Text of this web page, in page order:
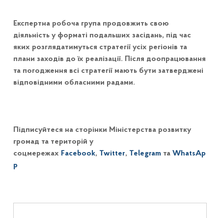
Експертна робоча група продовжить свою
діяльність у форматі подальших засідань, під час
яких розглядатимуться стратегії усіх регіонів та
плани заходів до їх реалізації. Після доопрацювання
та погодження всі стратегії мають бути затверджені
відповідними обласними радами.
Підписуйтеся на сторінки Міністерства розвитку
громад та територій у
соцмережах Facebook, Twitter, Telegramта WhatsAp
p
Skip back to main navigation
Навігація записів